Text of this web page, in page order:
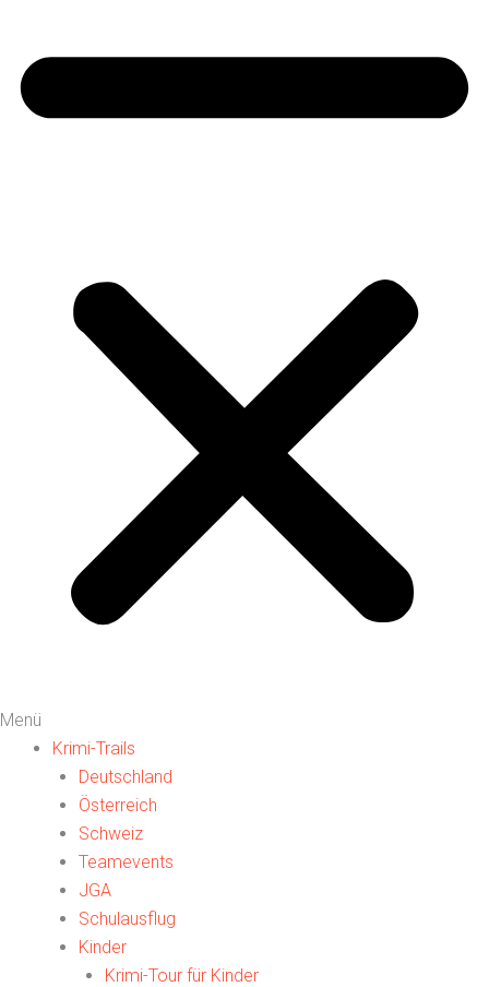
Menü
Krimi-Trails
Deutschland
Österreich
Schweiz
Teamevents
JGA
Schulausflug
Kinder
Krimi-Tour für Kinder